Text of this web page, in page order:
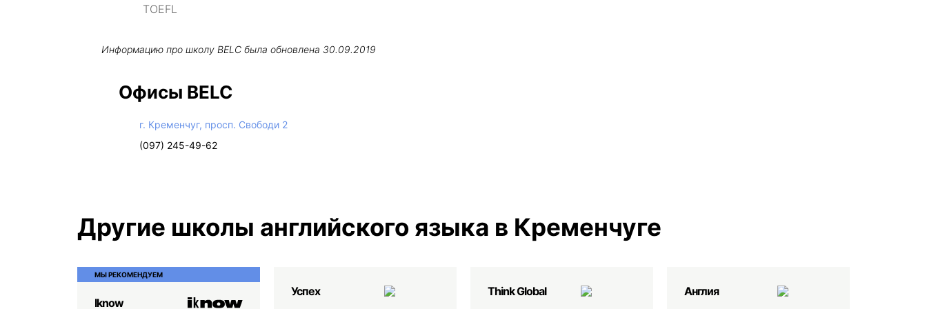
TOEFL
Информацию про школу BELC была обновлена 30.09.2019
Офисы BELC
г. Кременчуг, просп. Свободи 2
(097) 245-49-62
Другие школы английского языка в Кременчуге
МЫ РЕКОМЕНДУЕМ
Iknow
Успех Think Global Англия